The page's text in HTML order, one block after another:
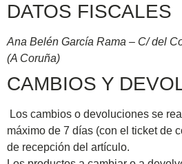
DATOS FISCALES
Ana Belén García Rama – C/ del
(A Coruña)
CAMBIOS Y
Los cambios o devoluciones se
máximo de 7 días (con el ticket de
de recepción del artículo.